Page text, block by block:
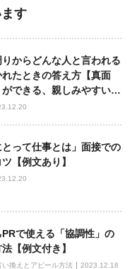
す
からどんな人と言われる
たときの答え方【真面
ができる、親しみやすい…
とって仕事とは」面接での
【例文あり】
で使える「協調性」の
【例文付き】
い換えとアピール方法 2023.12.18